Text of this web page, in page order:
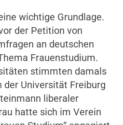
wichtige Grundlage.
der Petition von
an deutschen
Frauenstudium.
stimmten damals
der Universität Freiburg
liberaler
hatte sich im Verein